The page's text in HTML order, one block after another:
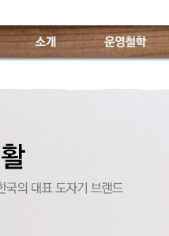
소개 운영철학
CI소개
월별일정
오시는 길